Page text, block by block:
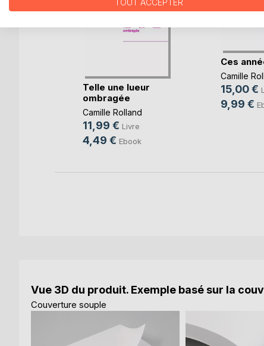
Telle une lueur
ombragée
Camille Rolland
11,99 € Livre
4,49 € Ebook
Ces
Camille
15,00 €
9,99 €
Vue 3D du produit. Exemple basé sur la
Couverture souple
TOUT ACCEPTER